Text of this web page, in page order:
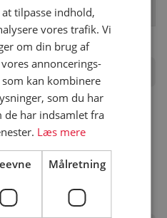
hjemmeside
oplyst.
tilpasse indhold,
vores trafik. Vi
om din brug af
annoncerings-
kan kombinere
som du har
de har indsamlet fra
Læs mere
Målretning